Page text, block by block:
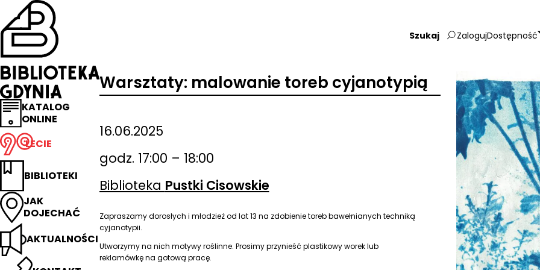
Przejdź
na
stronę
główną
Biblioteka
Gdynia
KATALOG
ONLINE
LECIE
BIBLIOTEKI
JAK
DOJECHAĆ
AKTUALNOŚCI
Wpisz
ZalogujDostępność
Warsztaty: malowanie toreb cyjanotypią
16.06.2025
godz. 17:00 – 18:00
Biblioteka Pustki Cisowskie
Zapraszamy dorosłych i młodzież od lat 13 na zdobienie toreb bawełnianych techniką
cyjanotypii.
Utworzymy na nich motywy roślinne. Prosimy przynieść plastikowy worek lub
reklamówkę na gotową pracę.